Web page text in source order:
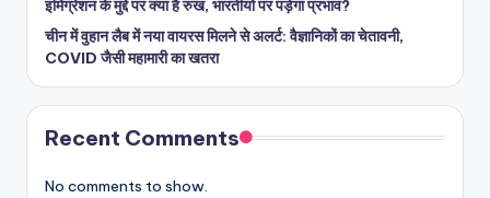
इमिग्रेशन के मुद्दे पर क्या है रुख, भारतीयों पर पड़ेगा प्रभाव?
चीन में वुहान लैब में नया वायरस मिलने से अलर्ट: वैज्ञानिकों का चेतावनी,
COVID जैसी महामारी का खतरा
Recent Comments
No comments to show.